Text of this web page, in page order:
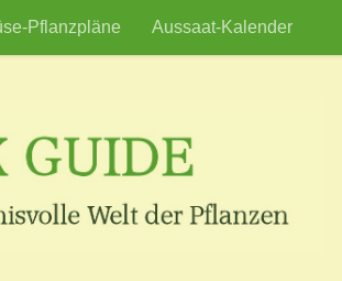
Pflanzpläne Aussaat-Kalender